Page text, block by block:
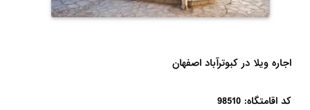
اجاره ویلا در کبوترآباد اصفهان
کد اقامتگاه: 98510